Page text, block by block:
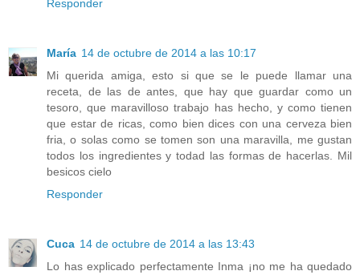
Responder
María 14 de octubre de 2014 a las 10:17
Mi querida amiga, esto si que se le puede llamar una
receta, de las de antes, que hay que guardar como un
tesoro, que maravilloso trabajo has hecho, y como tienen
que estar de ricas, como bien dices con una cerveza bien
fria, o solas como se tomen son una maravilla, me gustan
todos los ingredientes y todad las formas de hacerlas. Mil
besicos cielo
Responder
Cuca 14 de octubre de 2014 a las 13:43
Lo has explicado perfectamente Inma ¡no me ha quedado